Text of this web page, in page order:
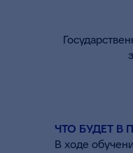
ЧТО БУДЕТ В
В ходе